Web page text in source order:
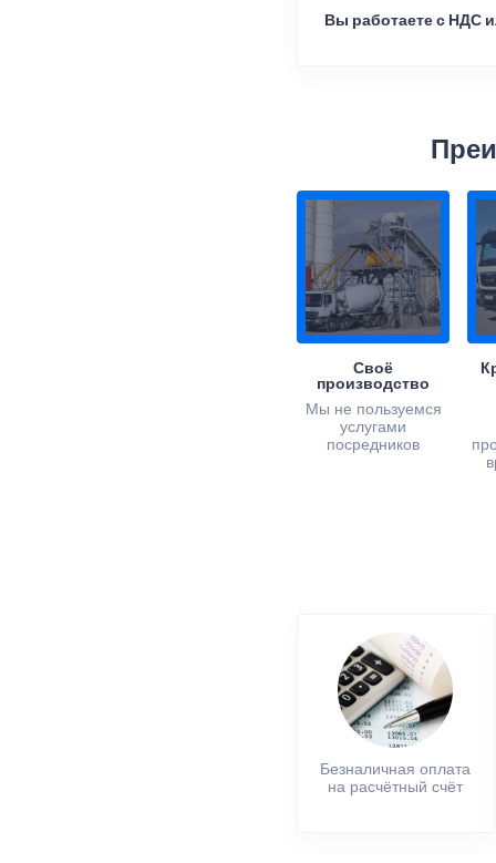
Вы работаете с НДС
Своё
производство
Мы не пользуемся
услугами
посредников
Безналичная оплата
на расчётный счёт